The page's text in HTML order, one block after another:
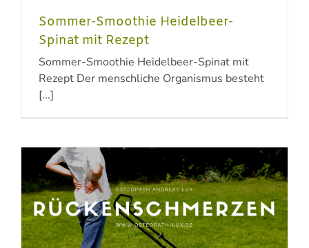
Sommer-Smoothie Heidelbeer-
Spinat mit Rezept
Sommer-Smoothie Heidelbeer-Spinat mit
Rezept Der menschliche Organismus besteht
[...]